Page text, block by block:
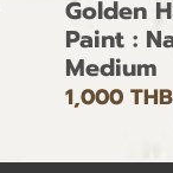
Golden
Paint :
Medium
1,000 THB